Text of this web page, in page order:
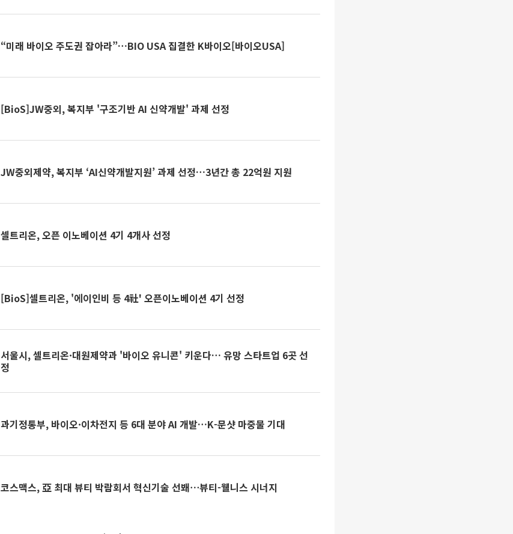
“미래 바이오 주도권 잡아라”…BIO USA 집결한 K바이오[바이오USA]
[BioS]JW중외, 복지부 '구조기반 AI 신약개발' 과제 선정
JW중외제약, 복지부 ‘AI신약개발지원’ 과제 선정…3년간 총 22억원 지원
셀트리온, 오픈 이노베이션 4기 4개사 선정
[BioS]셀트리온, '에이인비 등 4社' 오픈이노베이션 4기 선정
서울시, 셀트리온·대원제약과 '바이오 유니콘' 키운다… 유망 스타트업 6곳 선
정
과기정통부, 바이오·이차전지 등 6대 분야 AI 개발…K-문샷 마중물 기대
코스맥스, 亞 최대 뷰티 박람회서 혁신기술 선봬⋯뷰티-웰니스 시너지